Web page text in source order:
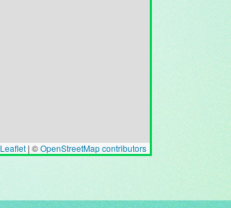
Leaflet | ©OpenStreetMap contributors